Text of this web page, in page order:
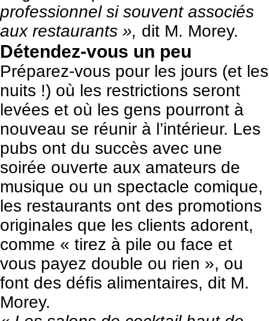
professionnel si souvent associés
aux restaurants », dit M. Morey.
Détendez-vous un peu
Préparez-vous pour les jours (et les
nuits !) où les restrictions seront
levées et où les gens pourront à
nouveau se réunir à l’intérieur. Les
pubs ont du succès avec une
soirée ouverte aux amateurs de
musique ou un spectacle comique,
les restaurants ont des promotions
originales que les clients adorent,
comme « tirez à pile ou face et
vous payez double ou rien », ou
font des défis alimentaires, dit M.
Morey.